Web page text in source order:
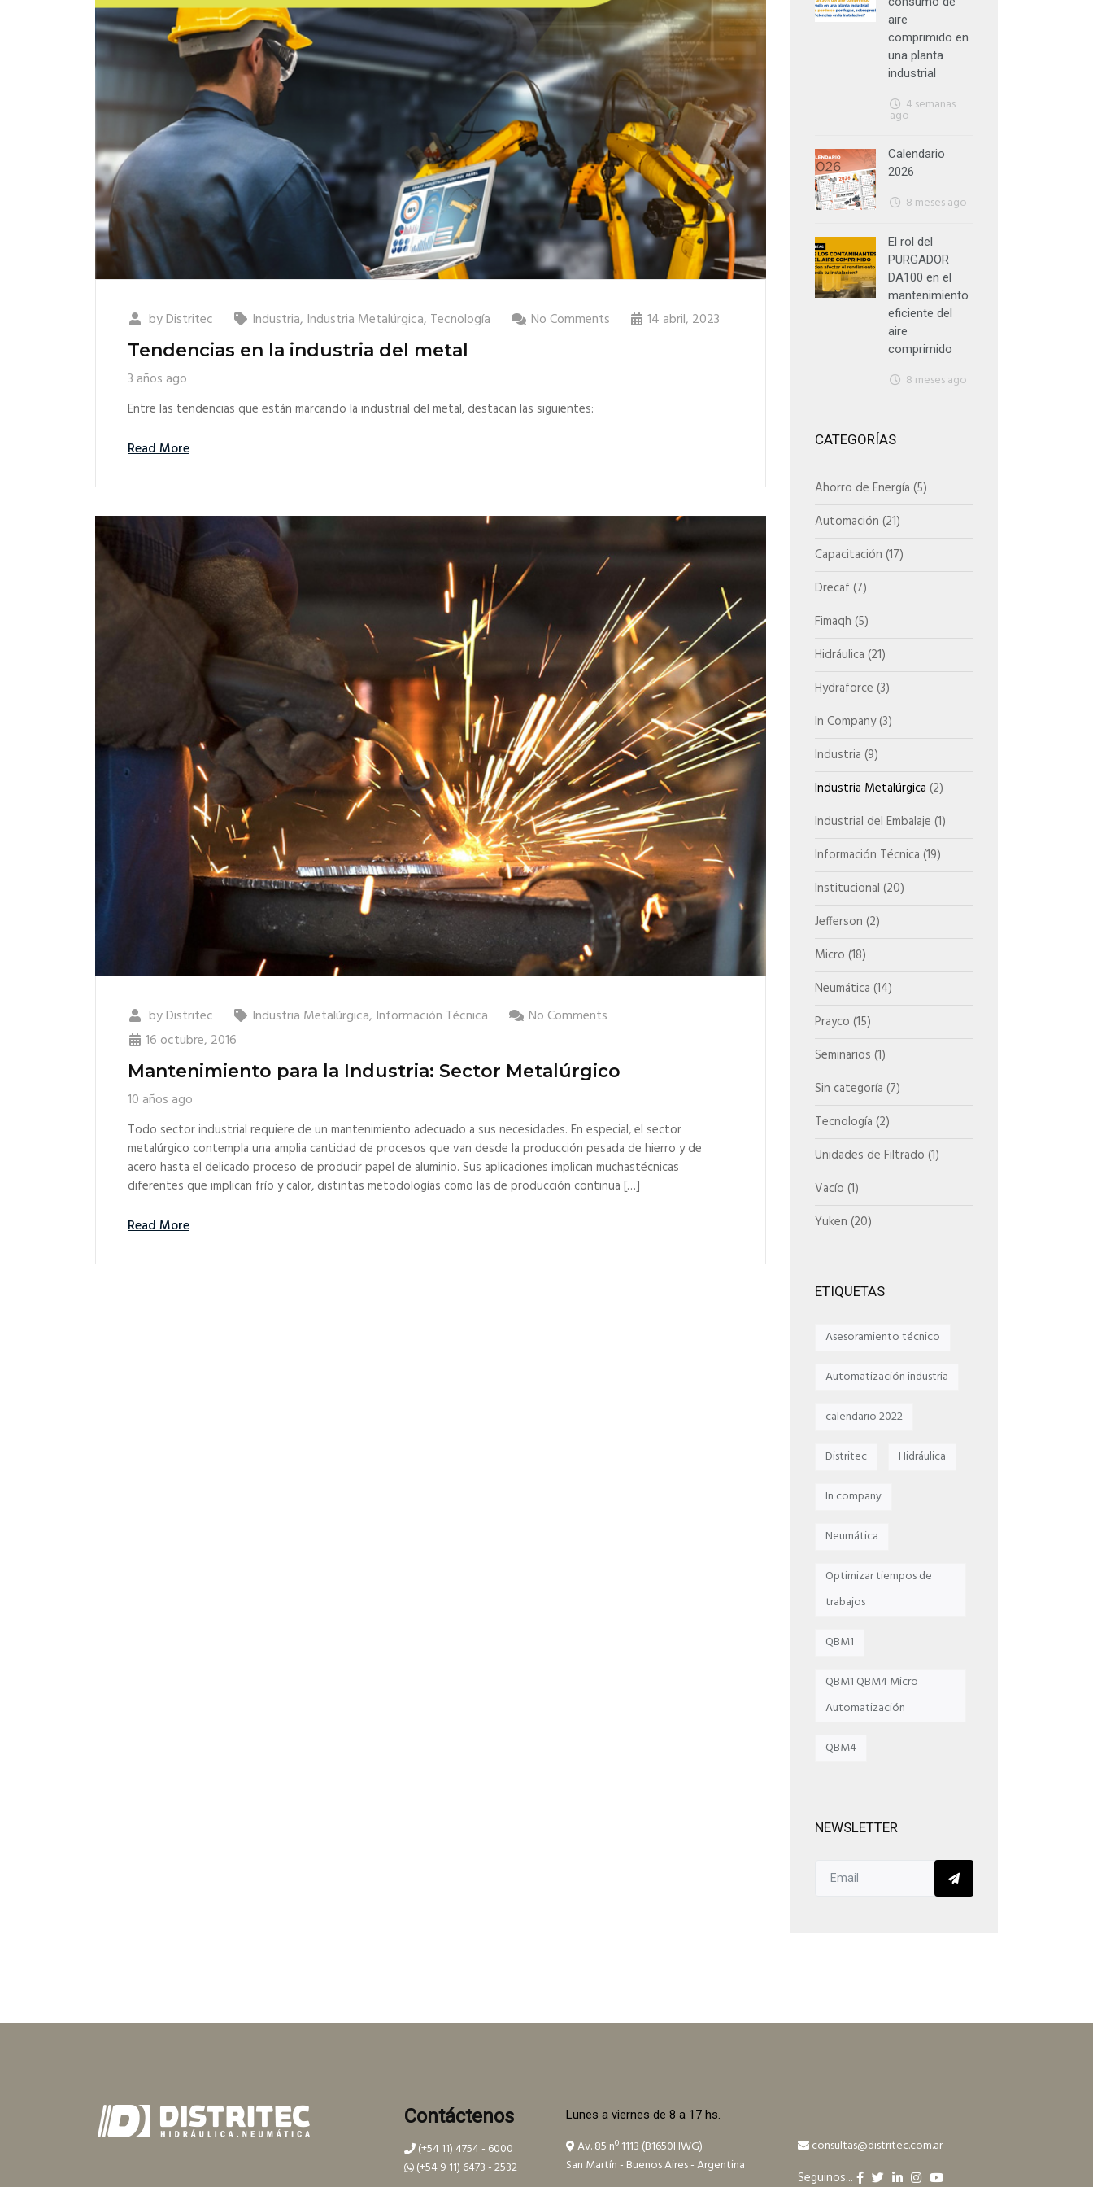
byDistritec Industria, Industria Metalúrgica, Tecnología No Comments 14 abril, 2023
Tendencias en la industria del metal
3 años ago
Entre las tendencias que están marcando la industrial del metal, destacan las siguientes:
Read More
byDistritec Industria Metalúrgica, Información Técnica
No Comments
16 octubre, 2016
Mantenimiento para la Industria: Sector Metalúrgico
10 años ago
Todo sector industrial requiere de un mantenimiento adecuado a sus necesidades. En especial, el sector
metalúrgico contempla una amplia cantidad de procesos que van desde la producción pesada de hierro y de
acero hasta el delicado proceso de producir papel de aluminio. Sus aplicaciones implican muchastécnicas
diferentes que implican frío y calor, distintas metodologías como las de producción continua […]
Read More
aire
comprimido en
una planta
industrial
4 semanas
ago
Calendario
2026
8 meses ago
El rol del
PURGADOR
DA100 en el
mantenimiento
eficiente del
aire
comprimido
8 meses ago
CATEGORÍAS
Ahorro de Energía (5)
Automación (21)
Capacitación (17)
Drecaf (7)
Fimaqh (5)
Hidráulica (21)
Hydraforce (3)
In Company(3)
Industria (9)
Industria Metalúrgica (2)
Industrial del Embalaje (1)
Información Técnica (19)
Institucional (20)
Jefferson (2)
Micro (18)
Neumática (14)
Prayco (15)
Seminarios (1)
Sin categoría (7)
Tecnología (2)
Unidades de Filtrado (1)
Vacío (1)
Yuken (20)
ETIQUETAS
Asesoramiento técnico
Automatización industria
calendario 2022
Distritec Hidráulica
In company
Neumática
Optimizar tiempos de
trabajos
QBM1
QBM1 QBM4 Micro
Automatización
QBM4
NEWSLETTER
Contáctenos
(+54 11) 4754 - 6000
(+54 9 11) 6473 - 2532
Lunes a viernes de 8 a 17 hs.
Av. 85 nº 1113 (B1650HWG)
San Martín - Buenos Aires - Argentina
consultas@distritec.com.ar
Seguinos...